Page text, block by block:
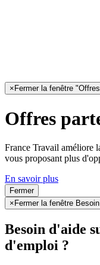
× Fermer la fenêtre
Offres
France Travail améliore
vous proposant plus
En savoir plus
Fermer
× Fermer la fenêtre
Besoin d'aide
d'emploi ?